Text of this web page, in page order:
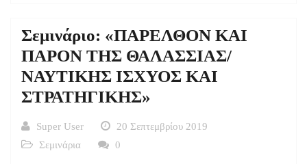
Σεμινάριο: «ΠΑΡΕΛΘΟΝ ΚΑΙ
ΠΑΡΟΝ ΤΗΣ ΘΑΛΑΣΣΙΑΣ/
ΝΑΥΤΙΚΗΣ ΙΣΧΥΟΣ ΚΑΙ
ΣΤΡΑΤΗΓΙΚΗΣ»
Super User
20 Σεπτεμβρίου 2019
Σεμινάρια
0